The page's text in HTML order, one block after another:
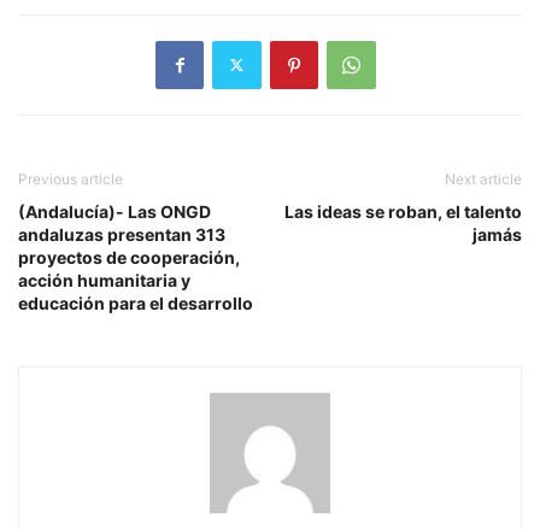
Previous article
(Andalucía)- Las ONGD
andaluzas presentan 313
proyectos de cooperación,
acción humanitaria y
educación para el desarrollo
Next article
Las ideas se roban, el talento
jamás